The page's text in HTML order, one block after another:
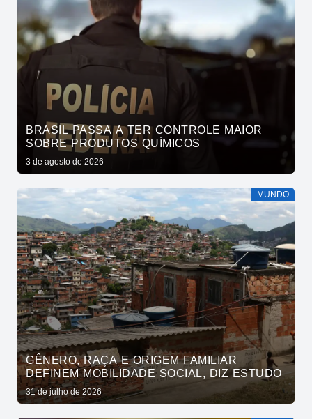
BRASIL PASSA A TER CONTROLE MAIOR
SOBRE PRODUTOS QUÍMICOS
3 de agosto de 2026
MUNDO
GÊNERO, RAÇA E ORIGEM FAMILIAR
DEFINEM MOBILIDADE SOCIAL, DIZ ESTUDO
31 de julho de 2026